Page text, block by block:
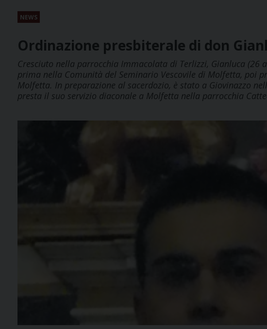
NEWS
Ordinazione presbiterale di don
Cresciuto nella parrocchia Immacolata di Terlizzi, Gianluca
prima nella Comunità del Seminario Vescovile di Molfetta, poi
Molfetta. In preparazione al sacerdozio, è stato a Giovinazzo
presta il suo servizio diaconale a Molfetta nella parrocchia